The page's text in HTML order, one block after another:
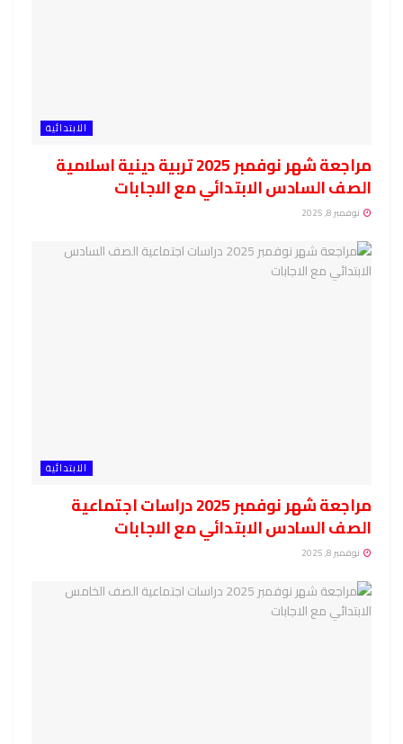
الابتدائية
مراجعة شهر نوفمبر 2025 تربية دينية اسلامية
الصف السادس الابتدائي مع الاجابات
نوفمبر 8, 2025
الابتدائية
مراجعة شهر نوفمبر 2025 دراسات اجتماعية
الصف السادس الابتدائي مع الاجابات
نوفمبر 8, 2025